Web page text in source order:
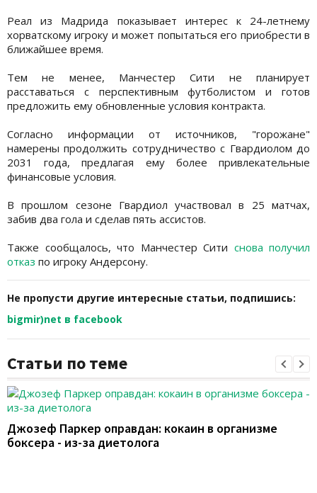
Реал из Мадрида показывает интерес к 24-летнему
хорватскому игроку и может попытаться его приобрести в
ближайшее время.
Тем не менее, Манчестер Сити не планирует
расставаться с перспективным футболистом и готов
предложить ему обновленные условия контракта.
Согласно информации от источников, "горожане"
намерены продолжить сотрудничество с Гвардиолом до
2031 года, предлагая ему более привлекательные
финансовые условия.
В прошлом сезоне Гвардиол участвовал в 25 матчах,
забив два гола и сделав пять ассистов.
Также сообщалось, что Манчестер Сити снова получил
отказ по игроку Андерсону.
Не пропусти другие интересные статьи, подпишись:
bigmir)net в facebook
Статьи по теме
Джозеф Паркер оправдан: кокаин в организме
боксера - из-за диетолога